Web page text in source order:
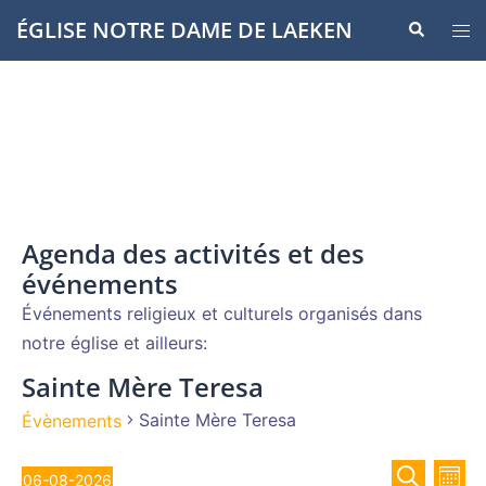
Aller
auÉGLISE NOTRE DAME DE LAEKEN
le
Agenda des activités et des
événements
Événements religieux et culturels organisés dans
notre église et ailleurs:
Sainte Mère Teresa
Évènements Sainte Mère Teresa
Évènements
06-08-2026